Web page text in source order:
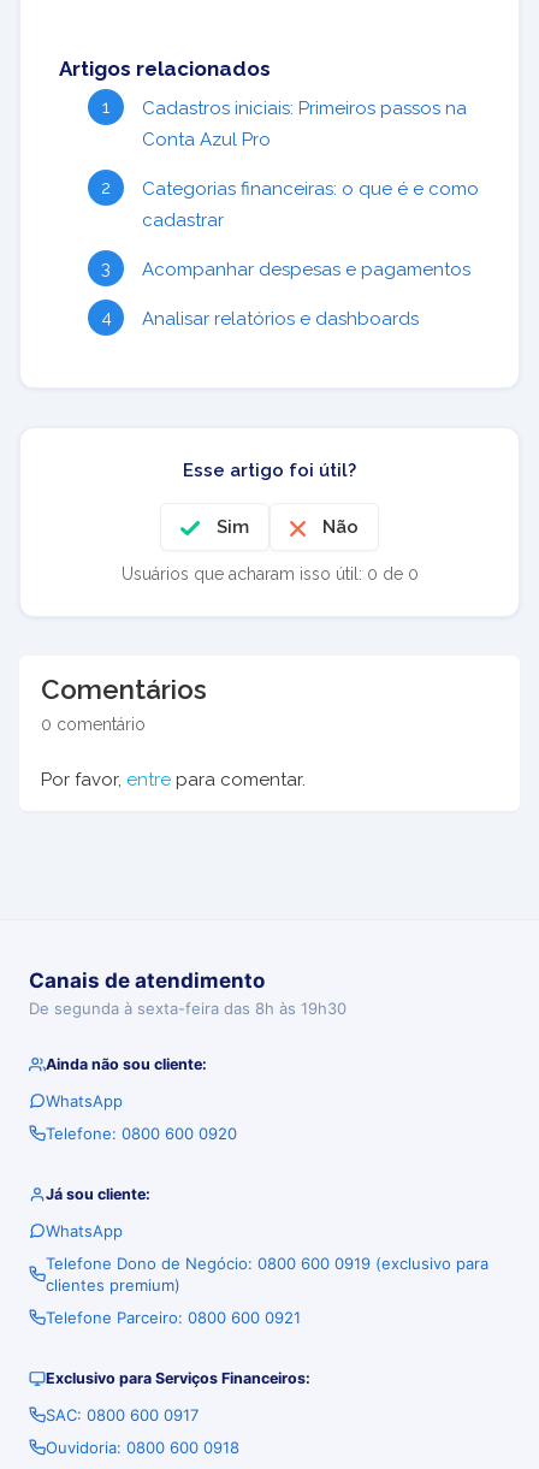
Artigos relacionados
Cadastros iniciais: Primeiros passos na
Conta Azul Pro
Categorias financeiras: o que é e como
cadastrar
Acompanhar despesas e pagamentos
Analisar relatórios e dashboards
Esse artigo foi útil?
Sim Não
Usuários que acharam isso útil: 0 de 0
Comentários
0 comentário
Por favor, entre para comentar.
Canais de atendimento
De segunda à sexta-feira das 8h às 19h30
Ainda não sou cliente:
WhatsApp
Telefone: 0800 600 0920
Já sou cliente:
WhatsApp
Telefone Dono de Negócio: 0800 600 0919 (exclusivo para
clientes premium)
Telefone Parceiro: 0800 600 0921
Exclusivo para Serviços Financeiros:
SAC: 0800 600 0917
Ouvidoria: 0800 600 0918